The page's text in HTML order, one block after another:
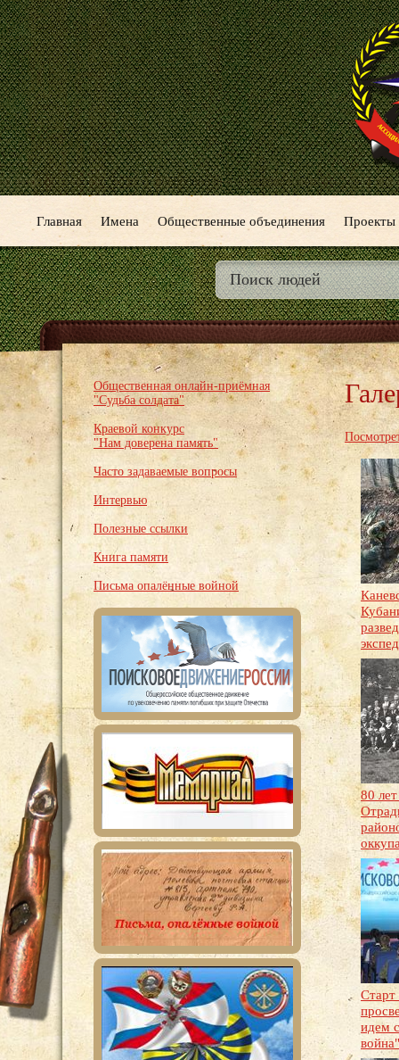
Главная Имена Общественные объединения Проекты
Общественная онлайн-приёмная
"Судьба солдата"
Краевой конкурс
"Нам доверена память"
Часто задаваемые вопросы
Интервью
Полезные ссылки
Книга памяти
Письма опалённые войной
80
Старт
идем
война"